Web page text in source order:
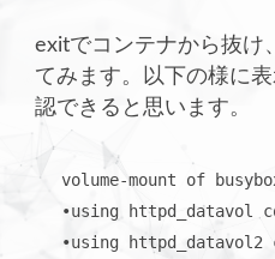
exitでコンテナから抜け
てみます。以下の様に
認できると思います。
volume-mount of
•using httpd_datavol
•using httpd_datavol2